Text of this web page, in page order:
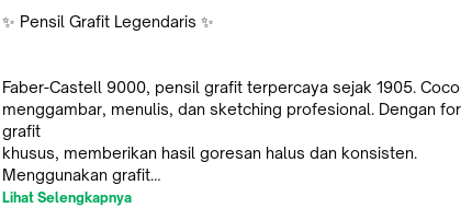
✨ Pensil Grafit Legendaris ✨
Faber-Castell 9000, pensil grafit terpercaya sejak 1905.
menggambar, menulis, dan sketching profesional. Dengan
grafit
khusus, memberikan hasil goresan halus dan konsisten.
Menggunakan grafit
berkualitas tinggi dari Jerman.
Lihat Selengkapnya